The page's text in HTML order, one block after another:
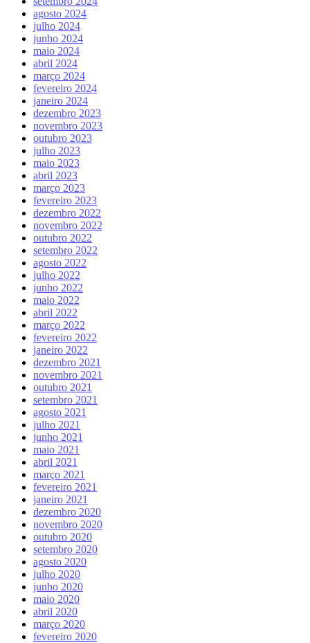
agosto 2024
julho 2024
junho 2024
maio 2024
abril 2024
março 2024
fevereiro 2024
janeiro 2024
dezembro 2023
novembro 2023
outubro 2023
julho 2023
maio 2023
abril 2023
março 2023
fevereiro 2023
dezembro 2022
novembro 2022
outubro 2022
setembro 2022
agosto 2022
julho 2022
junho 2022
maio 2022
abril 2022
março 2022
fevereiro 2022
janeiro 2022
dezembro 2021
novembro 2021
outubro 2021
setembro 2021
agosto 2021
julho 2021
junho 2021
maio 2021
abril 2021
março 2021
fevereiro 2021
janeiro 2021
dezembro 2020
novembro 2020
outubro 2020
setembro 2020
agosto 2020
julho 2020
junho 2020
maio 2020
abril 2020
março 2020
fevereiro 2020